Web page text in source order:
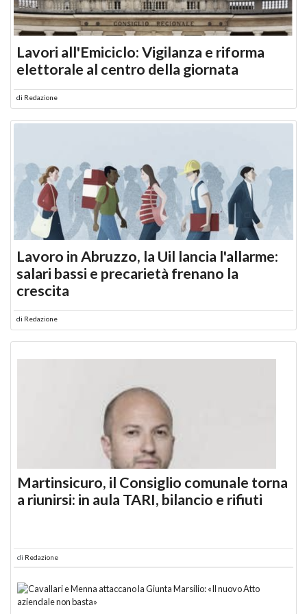
Lavori all'Emiciclo: Vigilanza e riforma
elettorale al centro della giornata
di Redazione
Lavoro in Abruzzo, la Uil lancia l'allarme:
salari bassi e precarietà frenano la
crescita
di Redazione
Martinsicuro, il Consiglio comunale torna
a riunirsi: in aula TARI, bilancio e rifiuti
di Redazione